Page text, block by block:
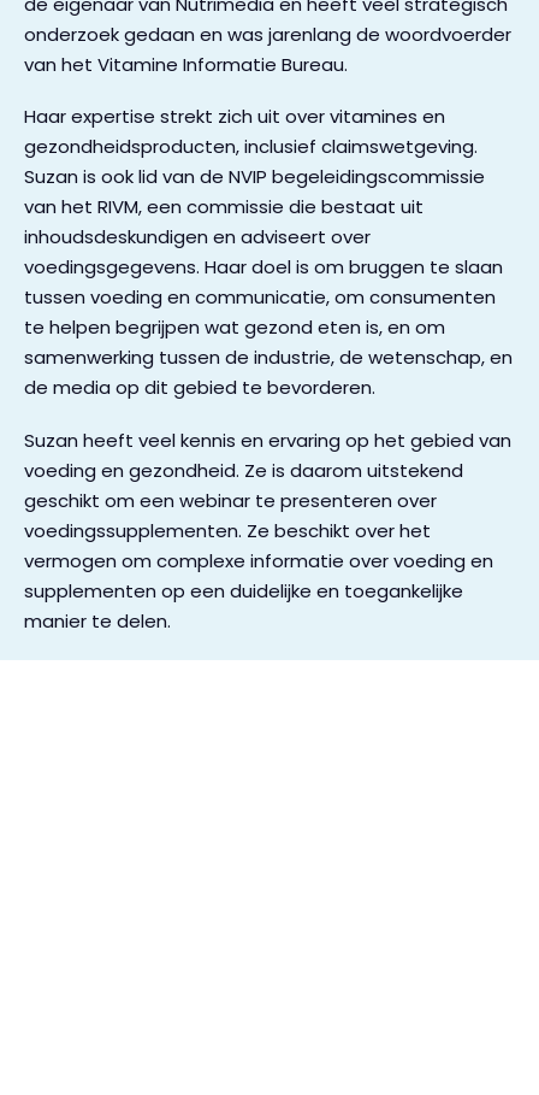
onderzoek gedaan en was jarenlang de woordvoerder
van het Vitamine Informatie Bureau.
Haar expertise strekt zich uit over vitamines en
gezondheidsproducten, inclusief claimswetgeving.
Suzan is ook lid van de NVIP begeleidingscommissie
van het RIVM, een commissie die bestaat uit
inhoudsdeskundigen en adviseert over
voedingsgegevens. Haar doel is om bruggen te slaan
tussen voeding en communicatie, om consumenten
te helpen begrijpen wat gezond eten is, en om
samenwerking tussen de industrie, de wetenschap, en
de media op dit gebied te bevorderen.
Suzan heeft veel kennis en ervaring op het gebied van
voeding en gezondheid. Ze is daarom uitstekend
geschikt om een webinar te presenteren over
voedingssupplementen. Ze beschikt over het
vermogen om complexe informatie over voeding en
supplementen op een duidelijke en toegankelijke
manier te delen.